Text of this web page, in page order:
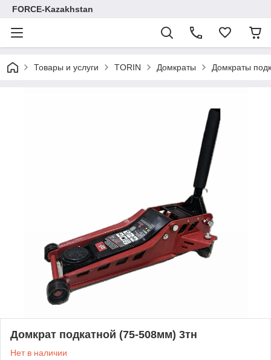
FORCE-Kazakhstan
Товары и услуги TORIN Домкраты Домкраты
Домкрат подкатной (75-508мм) 3тн
Нет в наличии